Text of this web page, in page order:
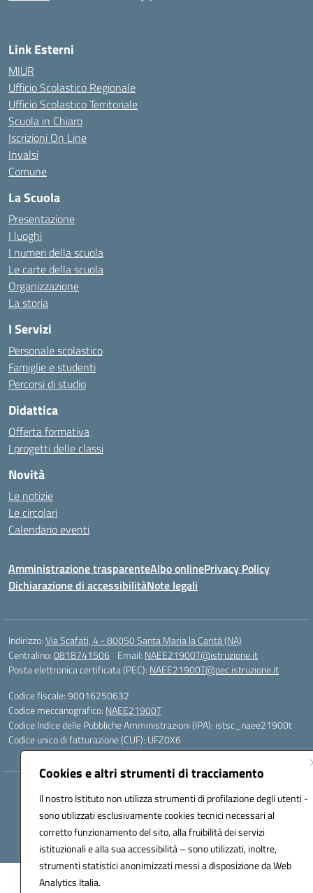
Cookies e altri strumenti di tracciamento
Il nostro Istituto non utilizza strumenti di profilazione degli utenti -
sono utilizzati esclusivamente cookies tecnici necessari al
corretto funzionamento del sito, alla fruibilità dei servizi
istituzionali e alla sua accessibilità – sono utilizzati, inoltre,
strumenti statistici anonimizzati messi a disposizione da Web
Analytics Italia.
Link Esterni
MIUR
Ufficio Scolastico Regionale
Ufficio Scolastico Territoriale
Scuola in Chiaro
Iscrizioni On Line
Invalsi
Comune
La Scuola
Presentazione
I luoghi
I numeri della scuola
Le carte della scuola
Organizzazione
La storia
I Servizi
Personale scolastico
Famiglie e studenti
Percorsi di studio
Didattica
Offerta formativa
I progetti delle classi
Novità
Le notizie
Le circolari
Calendario eventi
Amministrazione trasparenteAlbo onlinePrivacy Policy
Dichiarazione di accessibilitàNote legali
Indirizzo:Via Scafati, 4 - 80050 Santa Maria la Carità (NA)
Centralino:0818741506 Email: NAEE21900T@istruzione.it
Posta elettronica certificata (PEC): NAEE21900T@pec.istruzione.it
Codice fiscale: 90016250632
Codice meccanografico: NAEE21900T
Codice Indice delle Pubbliche Amministrazioni (IPA): istsc_naee21900t
Codice unico di fatturazione (CUF): UFZ0X6
Hosting & Powered by 3D Solution S.r.l.
Concept & Design by Designers Italia